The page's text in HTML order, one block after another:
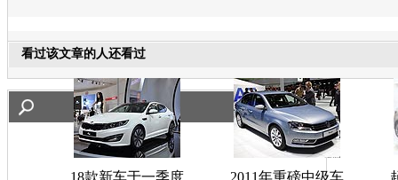
看过该文章的人还看过
18款新车于一季度
2011年重磅中级车